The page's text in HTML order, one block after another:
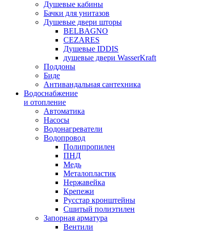
Душевые кабины
Бачки для унитазов
Душевые двери шторы
BELBAGNO
CEZARES
Душевые IDDIS
душевые двери WasserKraft
Поддоны
Биде
Антивандальная сантехника
Водоснабжение
и отопление
Автоматика
Насосы
Водонагреватели
Водопровод
Полипропилен
ПНД
Медь
Металопластик
Нержавейка
Крепежи
Русстар кронштейны
Сшитый полиэтилен
Запорная арматура
Вентили